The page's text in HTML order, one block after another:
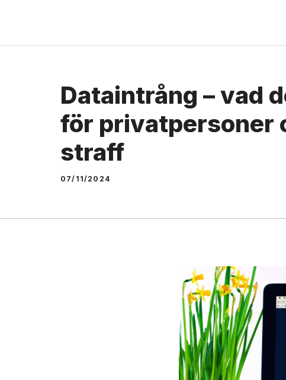
content
Dataintrång – vad
för privatpersoner
straff
07/11/2024